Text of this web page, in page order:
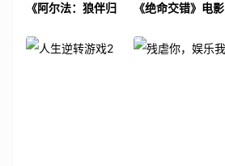
《阿尔法：狼伴归
《绝命交错》电影